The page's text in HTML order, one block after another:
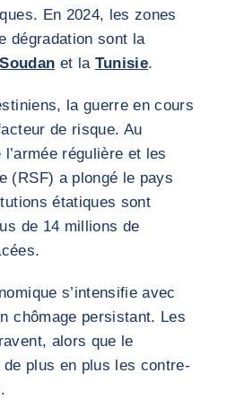
En 2024, les zones
dégradation sont la
Soudan et la Tunisie.
la guerre en cours
de risque. Au
l’armée régulière et les
(RSF) a plongé le pays
étatiques sont
de 14 millions de
s’intensifie avec
chômage persistant. Les
alors que le
plus en plus les contre-